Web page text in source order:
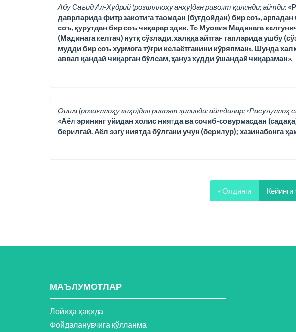
Абу Саъид Ал-Худрий (розияллоҳу анҳу)дан ривоят қилинди; айтди:
даврларида фитр закотига таомдан (буғдойдан) бир соъ,
соъ, қурутдан бир соъ чиқарар эдик. То Муовия Мадинага
(Мадинага келгач) нутқ сўзлади, халққа айтган гапларида ушбу
мудди бир соъ хурмога тўғри келаётганини кўряпман». Шунда
аввал қандай чиқарган бўлсам, ҳануз худди ўшандай чиқараман».
Оиша (розияллоҳу анҳо)дан ривоят қилинди; айтдилар: «Расулуллоҳ
«Аёл эрининг уйидан холис ниятда ва сочиб-совурмасдан
берилгай. Аёл эзгу ниятда бўлгани учун (берилур); хазинабонга
« Олдинги Кейинги
МАЪЛУМОТЛАР
Лойиҳа ҳақида
Фойдаланувчига қўлланма